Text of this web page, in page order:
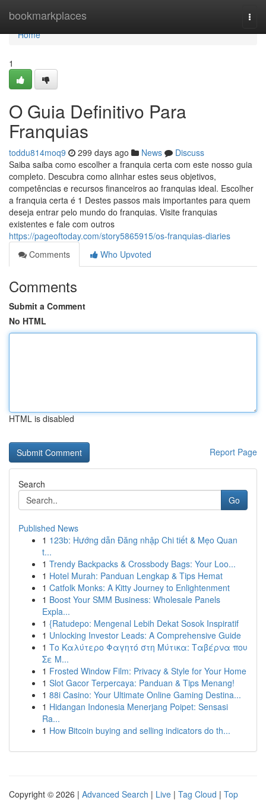
bookmarkplaces
Home
Home
1
O Guia Definitivo Para
Franquias
toddu814moq9 299 days ago News
Discuss
Saiba saiba como escolher a franquia certa com este nosso guia
completo. Descubra como alinhar estes seus objetivos,
competências e recursos financeiros ao franquias ideal. Escolher
a franquia certa é 1 Destes passos mais importantes para quem
deseja entrar pelo mundo do franquias. Visite franquias
existentes e fale com outros
https://pageoftoday.com/story5865915/os-franquias-diaries
Comments
Who Upvoted
Comments
Submit a Comment
No HTML
HTML is disabled
Report Page
Search
Go
Published News
1 123b: Hướng dẫn Đăng nhập Chi tiết & Mẹo Quan
t...
1 Trendy Backpacks & Crossbody Bags: Your Loo...
1 Hotel Murah: Panduan Lengkap & Tips Hemat
1 Catfolk Monks: A Kitty Journey to Enlightenment
1 Boost Your SMM Business: Wholesale Panels
Expla...
1 {Ratudepo: Mengenal Lebih Dekat Sosok Inspiratif
1 Unlocking Investor Leads: A Comprehensive Guide
1 Το Καλύτερο Φαγητό στη Μύτικα: Ταβέρνα που
Σε Μ...
1 Frosted Window Film: Privacy & Style for Your Home
1 Slot Gacor Terpercaya: Panduan & Tips Menang!
1 88i Casino: Your Ultimate Online Gaming Destina...
1 Hidangan Indonesia Menerjang Poipet: Sensasi
Ra...
1 How Bitcoin buying and selling indicators do th...
Copyright © 2026 | Advanced Search | Live | Tag Cloud | Top